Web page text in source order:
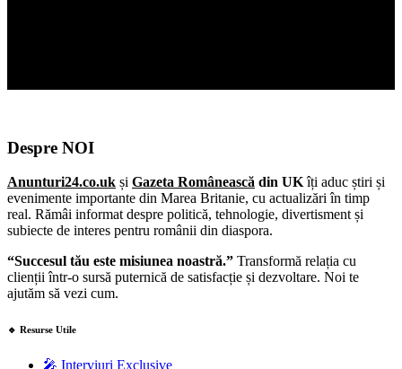
Despre NOI
Anunturi24.co.uk și Gazeta Românească din UKîți aduc știri și
evenimente importante din Marea Britanie, cu actualizări în timp
real. Rămâi informat despre politică, tehnologie, divertisment și
subiecte de interes pentru românii din diaspora.
“Succesul tău este misiunea noastră.” Transformă relația cu
clienții într-o sursă puternică de satisfacție și dezvoltare. Noi te
ajutăm să vezi cum.
🔹 Resurse Utile
🎤 Interviuri Exclusive